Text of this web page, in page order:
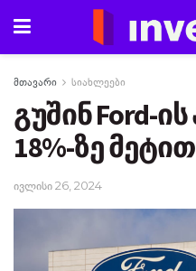
მთავარი სიახლეები
გუშინ Ford-
18%-ზე
ივლისი 26, 2024